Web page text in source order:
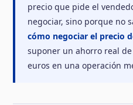
precio que pide el
negociar, sino porque no
cómo negociar el precio
suponer un ahorro real
euros en una operación